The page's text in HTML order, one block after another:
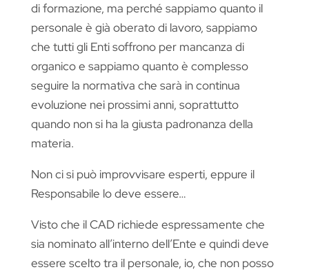
di formazione, ma perché sappiamo quanto il
personale è già oberato di lavoro, sappiamo
che tutti gli Enti soffrono per mancanza di
organico e sappiamo quanto è complesso
seguire la normativa che sarà in continua
evoluzione nei prossimi anni, soprattutto
quando non si ha la giusta padronanza della
materia.
Non ci si può improvvisare esperti, eppure il
Responsabile lo deve essere…
Visto che il CAD richiede espressamente che
sia nominato all’interno dell’Ente e quindi deve
essere scelto tra il personale, io, che non posso